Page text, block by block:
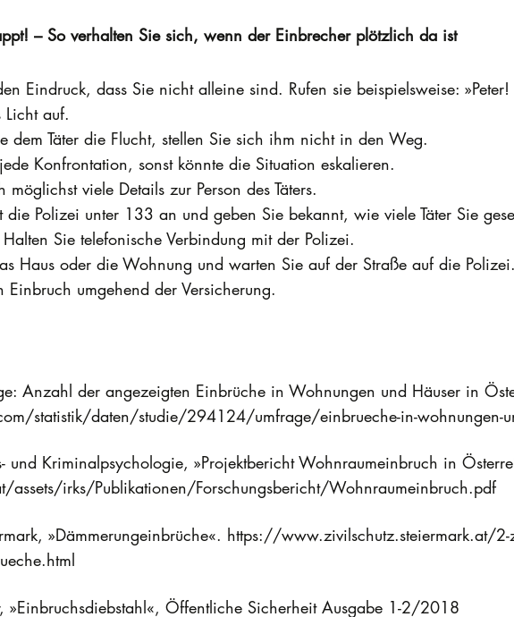
– So verhalten Sie sich, wenn der Einbrecher plötzlich da ist
Eindruck, dass Sie nicht alleine sind. Rufen sie beispielsweise:
Licht auf.
dem Täter die Flucht, stellen Sie sich ihm nicht in den Weg.
Konfrontation, sonst könnte die Situation eskalieren.
möglichst viele Details zur Person des Täters.
die Polizei unter 133 an und geben Sie bekannt, wie viele Täter Sie
Sie telefonische Verbindung mit der Polizei.
Haus oder die Wohnung und warten Sie auf der Straße auf die Polizei.
Einbruch umgehend der Versicherung.
Anzahl der angezeigten Einbrüche in Wohnungen und Häuser in
statistik/daten/studie/294124/umfrage/einbrueche-in-wohnungen-
und Kriminalpsychologie, »Projektbericht Wohnraumeinbruch in
irks/Publikationen/Forschungsbericht/Wohnraumeinbruch.pdf
»Dämmerungeinbrüche«. https://www.zivilschutz.steiermark.at/
»Einbruchsdiebstahl«, Öffentliche Sicherheit Ausgabe 1-2/2018